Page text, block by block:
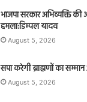
भाजपा सरकार अभिव्यक्ति की
हमला:डिम्पल यादव
August 5, 2026
सपा करेगी ब्राह्मणों का
August 5, 2026